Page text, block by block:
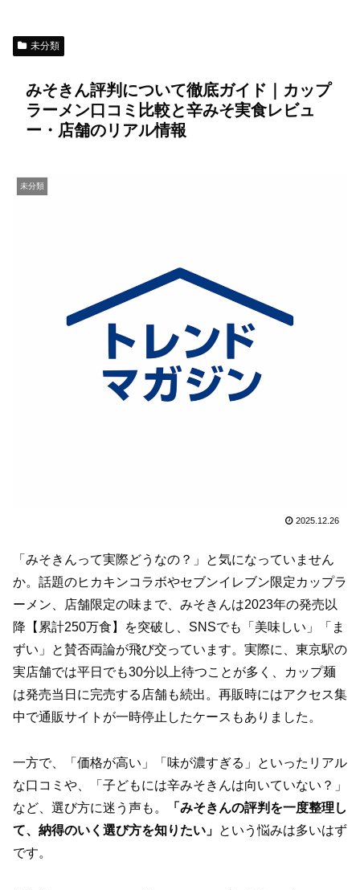
未分類
みそきん評判について徹底ガイド｜カップ
ラーメン口コミ比較と辛みそ実食レビュ
ー・店舗のリアル情報
未分類
2025.12.26
「みそきんって実際どうなの？」と気になっていません
か。話題のヒカキンコラボやセブンイレブン限定カップラ
ーメン、店舗限定の味まで、みそきんは2023年の発売以
降【累計250万食】を突破し、SNSでも「美味しい」「ま
ずい」と賛否両論が飛び交っています。実際に、東京駅の
実店舗では平日でも30分以上待つことが多く、カップ麺
は発売当日に完売する店舗も続出。再販時にはアクセス集
中で通販サイトが一時停止したケースもありました。
一方で、「価格が高い」「味が濃すぎる」といったリアル
な口コミや、「子どもには辛みそきんは向いていない？」
など、選び方に迷う声も。
「みそきんの評判を一度整理し
て、納得のいく選び方を知りたい」 という悩みは多いはず
です。